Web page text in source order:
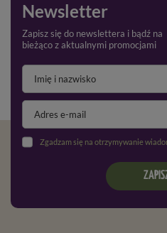
Newsletter
Zapisz się do newslettera i bądź na
bieżąco z aktualnymi promocjami
Zgadzam się na otrzymywanie wiadomości marketingowych na